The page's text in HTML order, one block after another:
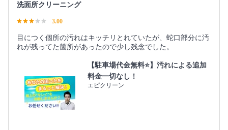
洗面所クリーニング
3.00
目につく個所の汚れはキッチリとれていたが、蛇口部分に汚
れが残ってた箇所があったので少し残念でした。
【駐車場代金無料⭐️】汚れによる追加
料金一切なし！
エピクリーン